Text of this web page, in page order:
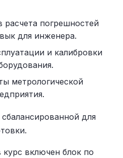
погрешностей
для инженера.
и калибровки
метрологической
для
курс включен блок по